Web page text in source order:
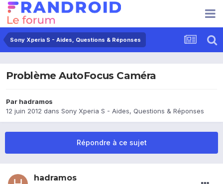
Sony Xperia S - Aides, Questions & Réponses
Problème AutoFocus Caméra
Par hadramos
12 juin 2012 dans Sony Xperia S - Aides, Questions & Réponses
Répondre à ce sujet
hadramos